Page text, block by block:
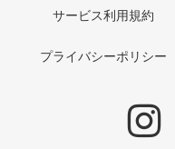
サービス利用規約
プライバシーポリシー